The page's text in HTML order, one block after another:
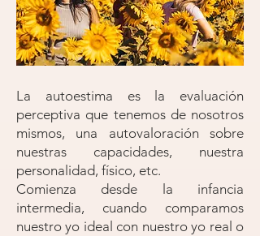
La autoestima es la evaluación
perceptiva que tenemos de nosotros
mismos, una autovaloración sobre
nuestras capacidades, nuestra
personalidad, físico, etc.
Comienza desde la infancia
intermedia, cuando comparamos
nuestro yo ideal con nuestro yo real o